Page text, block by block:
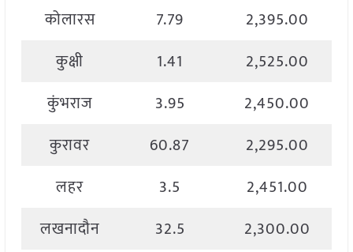
कोलारस
7.79
2,395.00
कुक्षी
1.41
2,525.00
कुंभराज
3.95
2,450.00
कुरावर
60.87
2,295.00
लहर
3.5
2,451.00
लखनादौन
32.5
2,300.00